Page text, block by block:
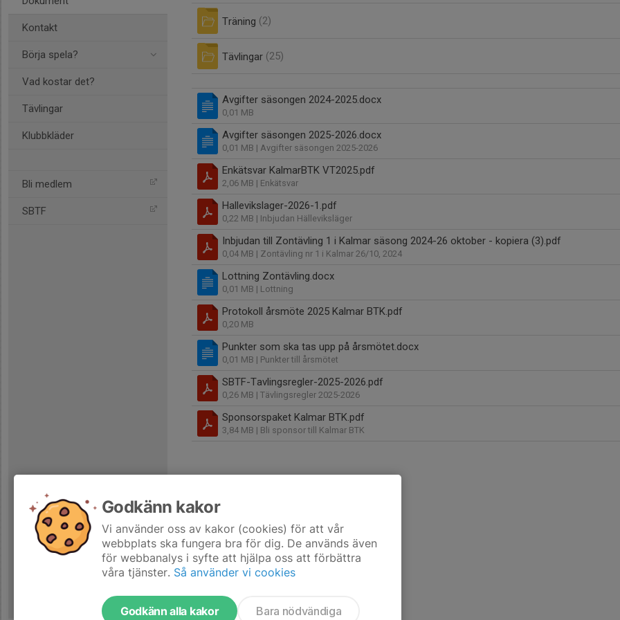
Kontakt
Börja spela?
Vad kostar det?
Tävlingar
Klubbkläder
Bli medlem
SBTF
Träning (2)
Tävlingar (25)
Avgifter säsongen 2024-2025.docx
0,01 MB
Avgifter säsongen 2025-2026.docx
0,01 MB | Avgifter säsongen 2025-2026
Enkätsvar KalmarBTK VT2025.pdf
2,06 MB | Enkätsvar
Hallevikslager-2026-1.pdf
0,22 MB | Inbjudan Hälleviksläger
Inbjudan till Zontävling 1 i Kalmar säsong 2024-26 oktober - kopiera (3).pdf
0,04 MB | Zontävling nr 1 i Kalmar 26/10, 2024
Lottning Zontävling.docx
0,01 MB | Lottning
Protokoll årsmöte 2025 Kalmar BTK.pdf
0,20 MB
Punkter som ska tas upp på årsmötet.docx
0,01 MB | Punkter till årsmötet
SBTF-Tavlingsregler-2025-2026.pdf
0,26 MB | Tävlingsregler 2025-2026
Sponsorspaket Kalmar BTK.pdf
3,84 MB | Bli sponsor till Kalmar BTK
Godkänn kakor
Vi använder oss av kakor (cookies) för att vår
webbplats ska fungera bra för dig. De används även
för webbanalys i syfte att hjälpa oss att förbättra
våra tjänster. Så använder vi cookies
Godkänn alla kakor Bara nödvändiga